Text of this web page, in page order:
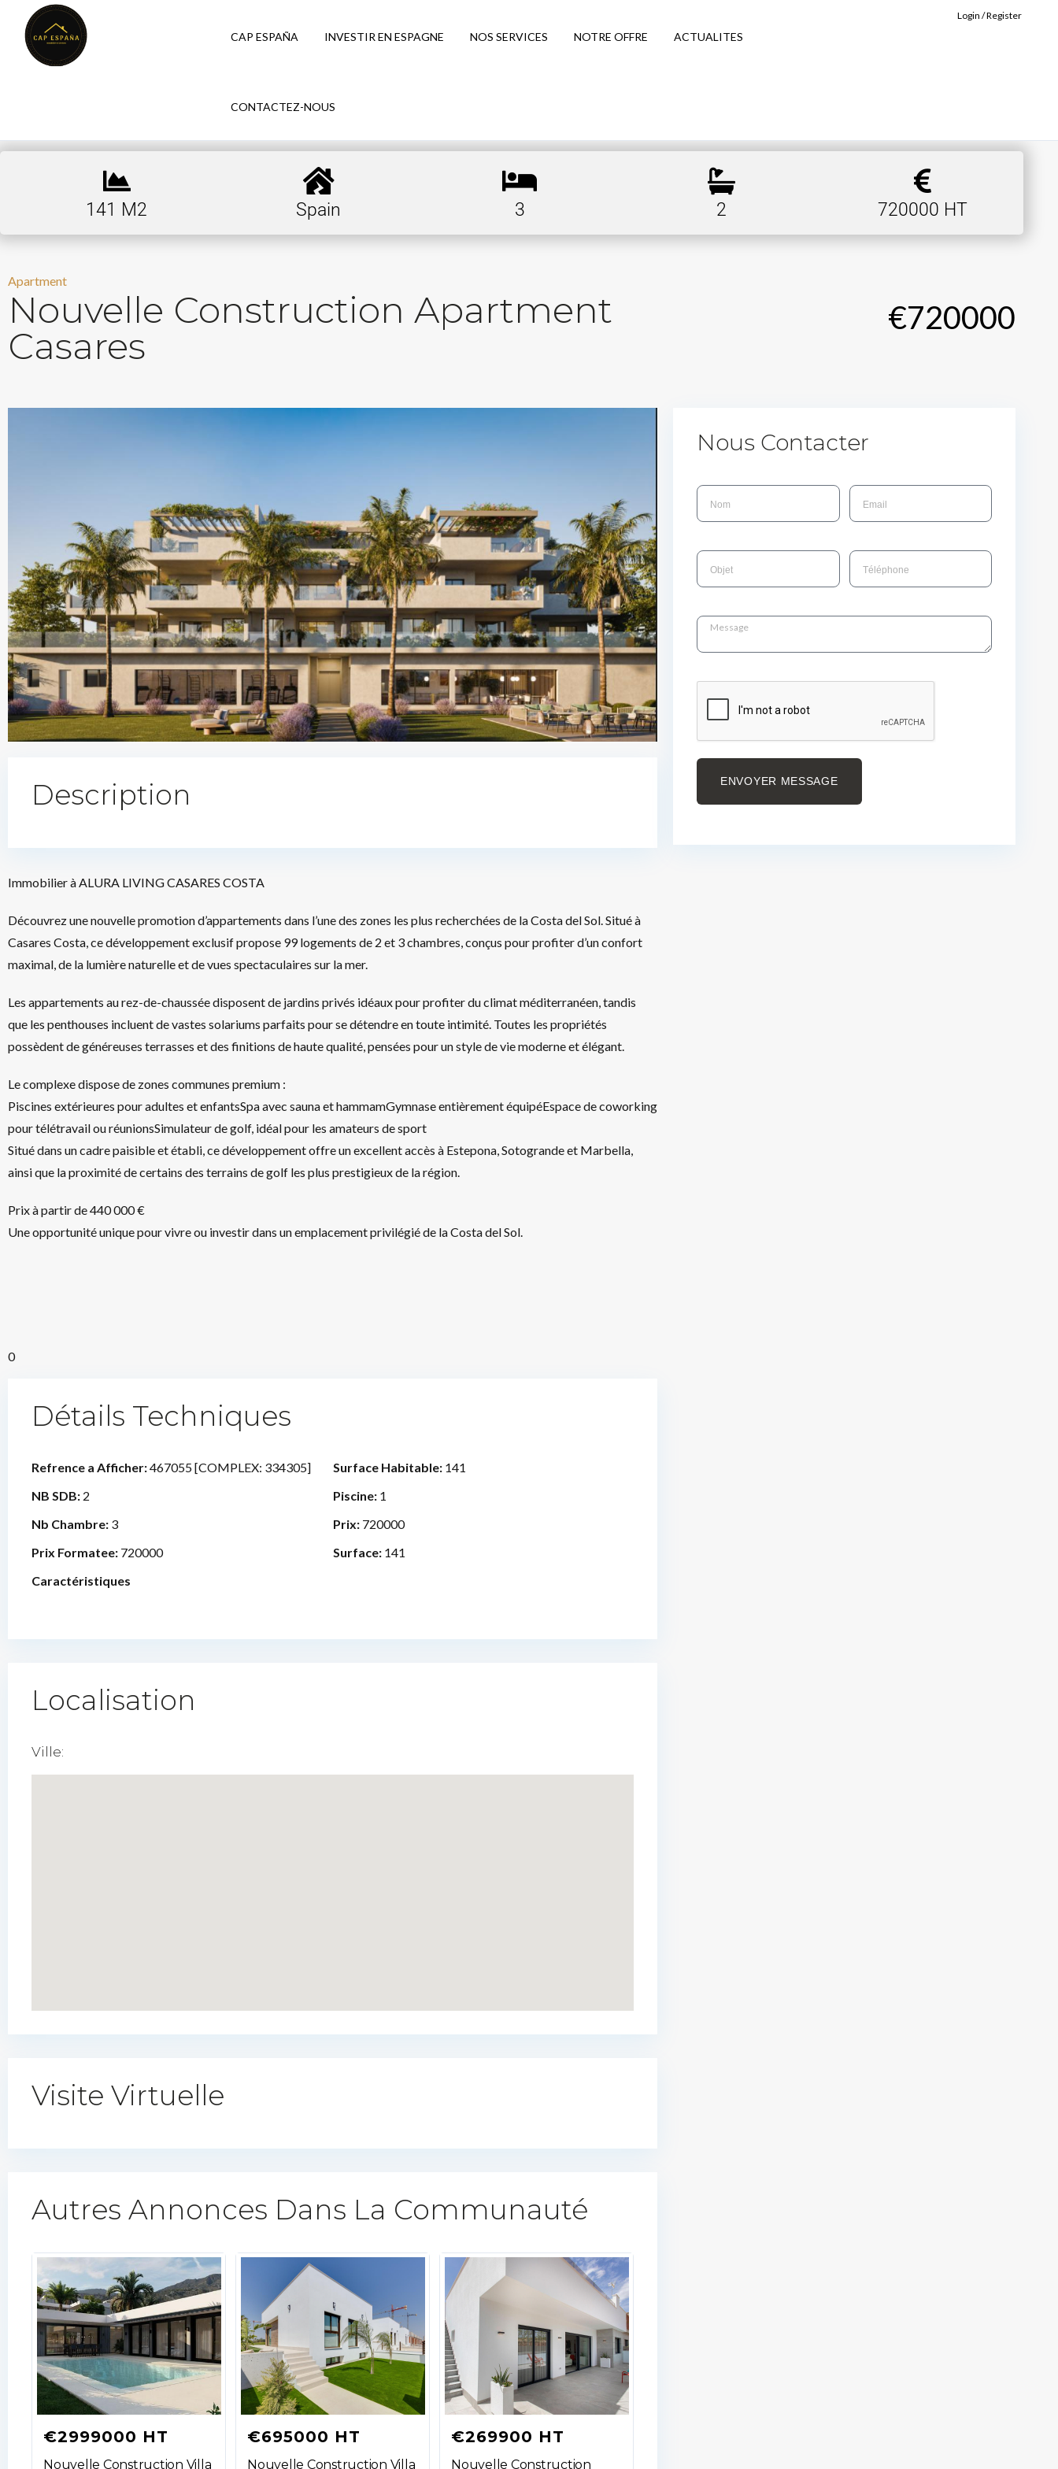
CAP ESPAÑA INVESTIR EN ESPAGNE NOS SERVICES NOTRE OFFRE ACTUALITES
CONTACTEZ-NOUS
Login / Register
141 M2 Spain 3 2 720000 HT
Apartment
Nouvelle Construction Apartment
Casares
€720000
Description
Immobilier à ALURA LIVING CASARES COSTA
Découvrez une nouvelle promotion d’appartements dans l’une des zones les plus recherchées de la Costa del Sol. Situé à
Casares Costa, ce développement exclusif propose 99 logements de 2 et 3 chambres, conçus pour profiter d’un confort
maximal, de la lumière naturelle et de vues spectaculaires sur la mer.
Les appartements au rez-de-chaussée disposent de jardins privés idéaux pour profiter du climat méditerranéen, tandis
que les penthouses incluent de vastes solariums parfaits pour se détendre en toute intimité. Toutes les propriétés
possèdent de généreuses terrasses et des finitions de haute qualité, pensées pour un style de vie moderne et élégant.
Le complexe dispose de zones communes premium :
Piscines extérieures pour adultes et enfantsSpa avec sauna et hammamGymnase entièrement équipéEspace de coworking
pour télétravail ou réunionsSimulateur de golf, idéal pour les amateurs de sport
Situé dans un cadre paisible et établi, ce développement offre un excellent accès à Estepona, Sotogrande et Marbella,
ainsi que la proximité de certains des terrains de golf les plus prestigieux de la région.
Prix à partir de 440 000 €
Une opportunité unique pour vivre ou investir dans un emplacement privilégié de la Costa del Sol.
0
Détails Techniques
Refrence a Afficher:467055 [COMPLEX: 334305] Surface Habitable: 141
NB SDB: 2 Piscine: 1
Nb Chambre: 3 Prix: 720000
Prix Formatee: 720000 Surface: 141
Caractéristiques
Localisation
Ville:
Visite Virtuelle
Autres Annonces Dans La Communauté​
€2999000 HT
Nouvelle Construction Villa
€695000 HT
Nouvelle Construction Villa
€269900 HT
Nouvelle Construction
Nous Contacter
ENVOYER MESSAGE
Password
LOGIN
No apps configured. Please contact
your administrator.
Lost your password?